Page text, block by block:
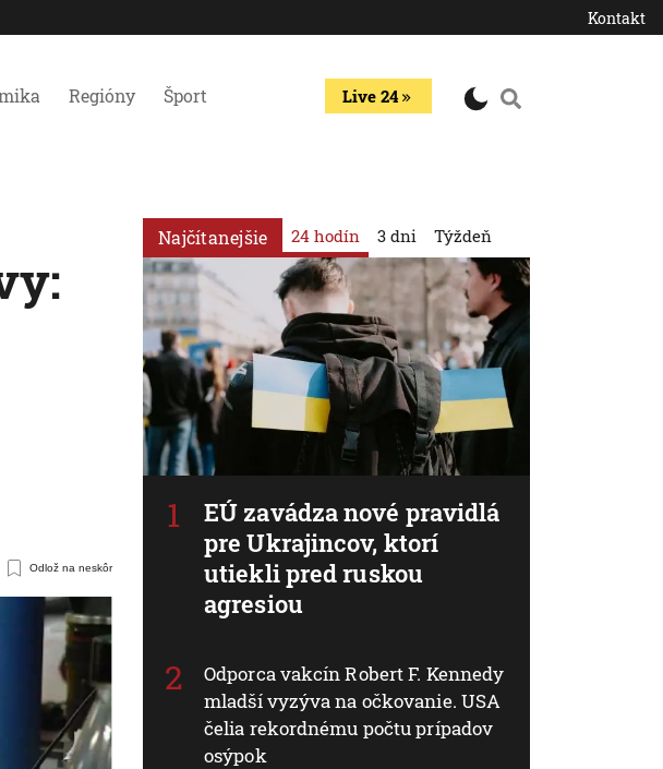
Kontakt
Regióny Šport Live 24
Odlož na neskôr
Najčítanejšie 24 hodín
EÚ zavádza nové pravidlá
pre Ukrajincov, ktorí
utiekli pred ruskou
agresiou
Odporca vakcín Robert F. Kennedy
mladší vyzýva na očkovanie. USA
čelia rekordnému počtu prípadov
osýpok
3 dni Týždeň